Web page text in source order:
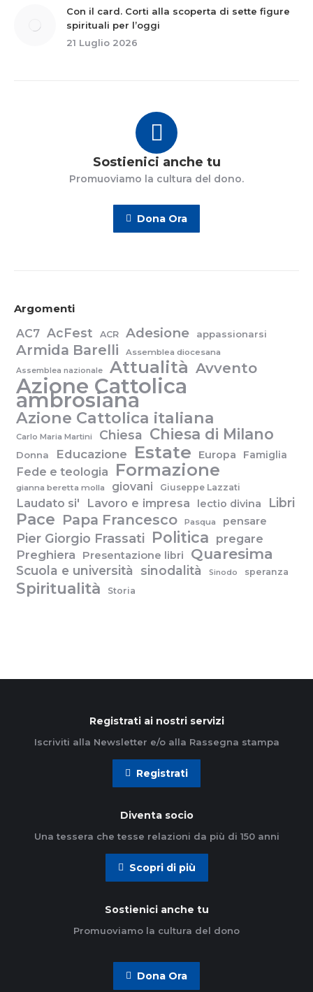
Con il card. Corti alla scoperta di sette figure
spirituali per l’oggi
21 Luglio 2026
Sostienici anche tu
Promuoviamo la cultura del dono.
Dona Ora
Argomenti
AC7 AcFest ACR Adesione appassionarsi
Armida Barelli Assemblea diocesana
Assemblea nazionale Attualità Avvento
Azione Cattolica
ambrosiana
Azione Cattolica italiana
Carlo Maria Martini Chiesa Chiesa di Milano
Donna Educazione Estate Europa Famiglia
Fede e teologia Formazione
gianna beretta molla giovani Giuseppe Lazzati
Laudato si' Lavoro e impresa lectio divina Libri
Pace Papa Francesco Pasqua pensare
Pier Giorgio Frassati Politica pregare
Preghiera
Presentazione libri Quaresima
Scuola e università sinodalità Sinodo speranza
Spiritualità Storia
Registrati ai nostri servizi
Iscriviti alla Newsletter e/o alla Rassegna stampa
Registrati
Diventa socio
Una tessera che tesse relazioni da più di 150 anni
Scopri di più
Sostienici anche tu
Promuoviamo la cultura del dono
Dona Ora